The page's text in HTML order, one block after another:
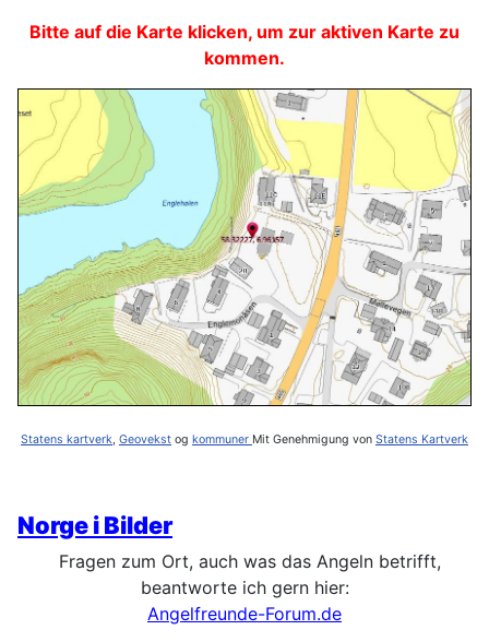
Bitte auf die Karte klicken, um zur aktiven Karte zu
kommen.
Statens kartverk, Geovekst og kommuner Mit Genehmigung von Statens Kartverk
Norge i Bilder
Fragen zum Ort, auch was das Angeln betrifft,
beantworte ich gern hier:
Angelfreunde-Forum.de